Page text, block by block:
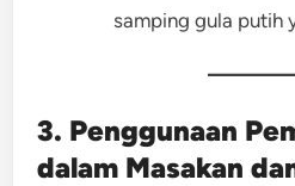
samping gula putih
3. Penggunaan
dalam Masakan